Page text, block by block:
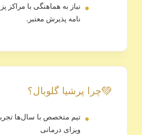
نیاز به هماهنگی با مراکز
نامه پذیرش معتبر.
💚چرا پرشیا گلوبال؟
تیم متخصص با سال‌ها
ویزای درمانی